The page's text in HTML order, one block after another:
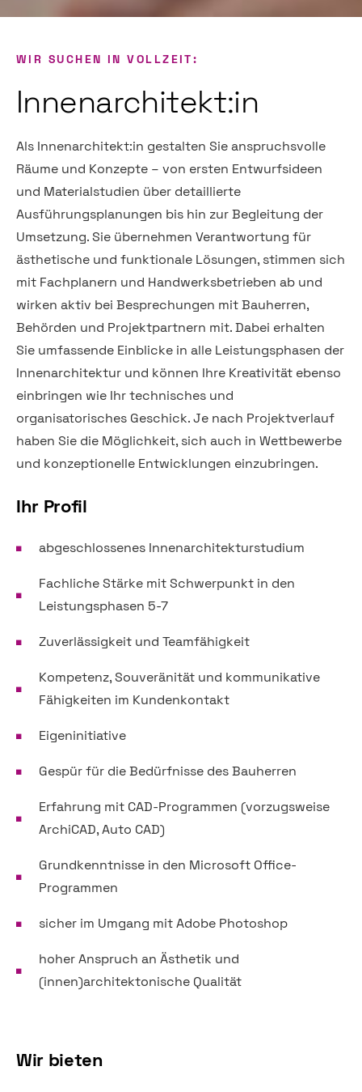
WIR SUCHEN IN VOLLZEIT:
Innenarchitekt:in
Als Innenarchitekt:in gestalten Sie anspruchsvolle
Räume und Konzepte – von ersten Entwurfsideen
und Materialstudien über detaillierte
Ausführungsplanungen bis hin zur Begleitung der
Umsetzung. Sie übernehmen Verantwortung für
ästhetische und funktionale Lösungen, stimmen sich
mit Fachplanern und Handwerksbetrieben ab und
wirken aktiv bei Besprechungen mit Bauherren,
Behörden und Projektpartnern mit. Dabei erhalten
Sie umfassende Einblicke in alle Leistungsphasen der
Innenarchitektur und können Ihre Kreativität ebenso
einbringen wie Ihr technisches und
organisatorisches Geschick. Je nach Projektverlauf
haben Sie die Möglichkeit, sich auch in Wettbewerbe
und konzeptionelle Entwicklungen einzubringen.
Ihr Profil
abgeschlossenes Innenarchitekturstudium
Fachliche Stärke mit Schwerpunkt in den
Leistungsphasen 5-7
Zuverlässigkeit und Teamfähigkeit
Kompetenz, Souveränität und kommunikative
Fähigkeiten im Kundenkontakt
Eigeninitiative
Gespür für die Bedürfnisse des Bauherren
Erfahrung mit CAD-Programmen (vorzugsweise
ArchiCAD, Auto CAD)
Grundkenntnisse in den Microsoft Office-
Programmen
sicher im Umgang mit Adobe Photoshop
hoher Anspruch an Ästhetik und
(innen)architektonische Qualität
Wir bieten